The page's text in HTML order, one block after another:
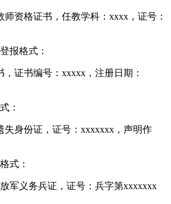
资格证书，任教学科：xxxx，证号：
报格式：
证书编号：xxxxx，注册日期：
：
失身份证，证号：xxxxxxx，声明作
式：
军义务兵证，证号：兵字第xxxxxxx